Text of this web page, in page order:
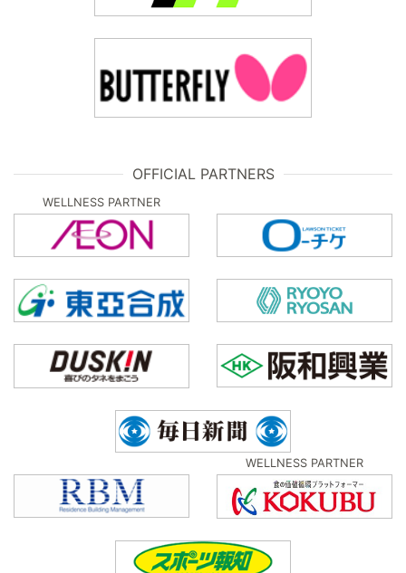
OFFICIAL PARTNERS
WELLNESS PARTNER
WELLNESS PARTNER